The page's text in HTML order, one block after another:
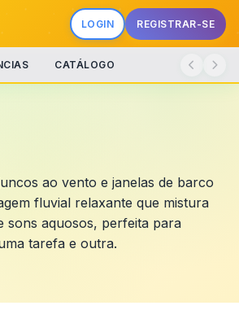
LOGIN REGISTRAR-SE
CATÁLOGO
ao vento e janelas de barco
fluvial relaxante que mistura
sons aquosos, perfeita para
tarefa e outra.